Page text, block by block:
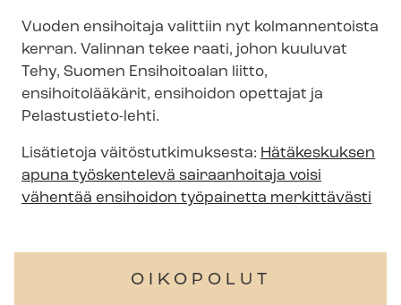
Vuoden ensihoitaja valittiin nyt kolmannentoista
kerran. Valinnan tekee raati, johon kuuluvat
Tehy, Suomen Ensihoitoalan liitto,
ensihoitolääkärit, ensihoidon opettajat ja
Pelastustieto-​lehti.
Lisätietoja väi­tös­tut­ki­muk­ses­ta: Hätäkeskuksen
apuna työskentelevä sairaanhoitaja voisi
vähentää ensihoidon työpainetta merkittävästi
OIKOPOLUT